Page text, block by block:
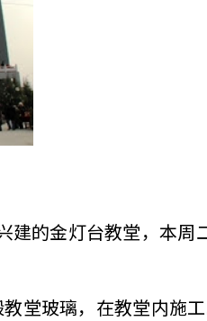
建的金灯台教堂，本周
堂玻璃，在教堂内施